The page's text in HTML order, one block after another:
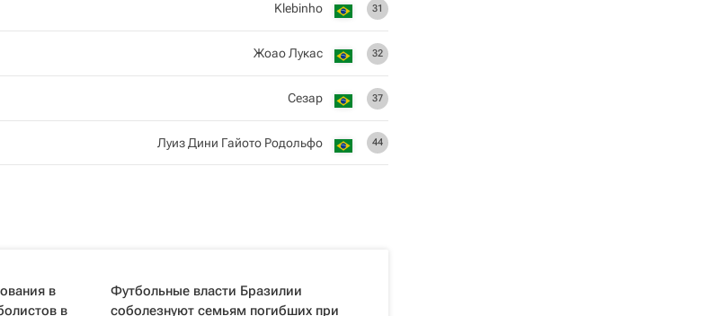
31
Klebinho
32
Жоао Лукас
37
Сезар
44
Луиз Дини Гайото Родольфо
в
в
Футбольные власти Бразилии
соболезнуют семьям погибших при